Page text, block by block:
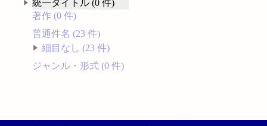
統一タイトル (0 件)
著作 (0 件)
普通件名 (23 件)
細目なし (23 件)
ジャンル・形式 (0 件)